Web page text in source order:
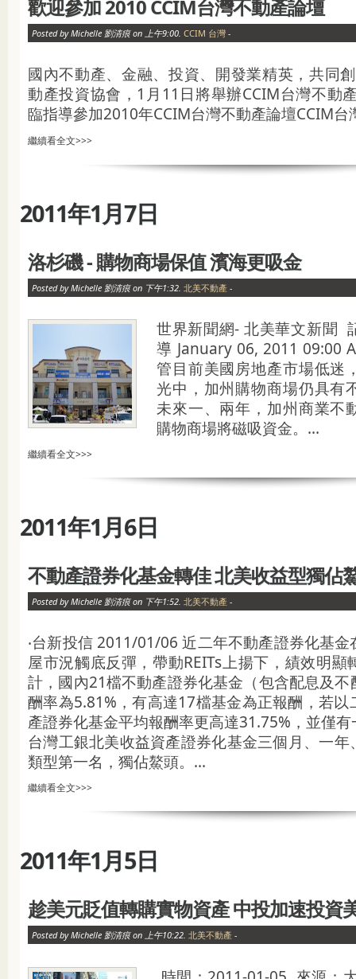
歡迎參加 2010 CCIM台灣不動產論壇
Posted by Michelle 劉清痕 on 上午9:00. CCIM 台灣 -
國內不動產、金融、投資、開發業精英，共同
動產投資協會，1月11日將舉辦CCIM台灣不動
臨指導參加2010年CCIM台灣不動產論壇CCIM台
繼續看全文>>>
2011年1月7日
洛杉磯 - 購物商場保值 濱海更吸金
Posted by Michelle 劉清痕 on 下午1:32. 北美不動產 -
世界新聞網- 北美華文新聞
導 January 06, 2011
管目前美國房地產市場低迷
光中，加州購物商場仍具有
未來一、兩年，加州商業不
購物商場將磁吸資金。...
繼續看全文>>>
2011年1月6日
不動產證券化基金轉佳 北美收益型獨佔
Posted by Michelle 劉清痕 on 下午1:52. 北美不動產 -
‧台新投信 2011/01/06 近二年不動產證券化基
屋市況觸底反彈，帶動REITs上揚下，績效明
計，國內21檔不動產證券化基金（包含配息及
酬率為5.81%，有高達17檔基金為正報酬，若以
產證券化基金平均報酬率更高達31.75%，並僅
台灣工銀北美收益資產證券化基金三個月、一
類型第一名，獨佔鰲頭。...
繼續看全文>>>
2011年1月5日
趁美元貶值轉購實物資產 中投加速投資
Posted by Michelle 劉清痕 on 上午10:22. 北美不動產 -